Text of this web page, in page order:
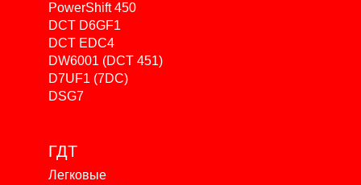
PowerShift 450
DCT D6GF1
DCT EDC4
DW6001 (DCT 451)
D7UF1 (7DC)
DSG7
ГДТ
Легковые